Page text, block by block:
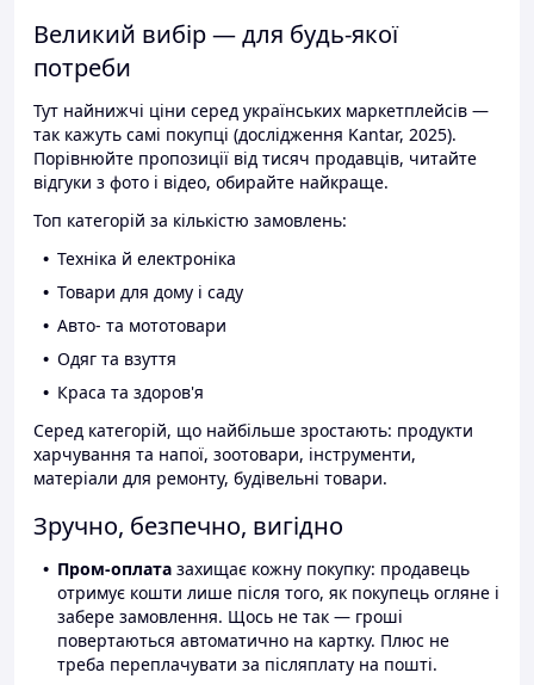
Великий вибір — для будь-якої
потреби
Тут найнижчі ціни серед українських маркетплейсів —
так кажуть самі покупці (дослідження Kantar, 2025).
Порівнюйте пропозиції від тисяч продавців, читайте
відгуки з фото і відео, обирайте найкраще.
Топ категорій за кількістю замовлень:
Техніка й електроніка
Товари для дому і саду
Авто- та мототовари
Одяг та взуття
Краса та здоров'я
Серед категорій, що найбільше зростають: продукти
харчування та напої, зоотовари, інструменти,
матеріали для ремонту, будівельні товари.
Зручно, безпечно, вигідно
Пром-оплата захищає кожну покупку: продавець
отримує кошти лише після того, як покупець огляне і
забере замовлення. Щось не так — гроші
повертаються автоматично на картку. Плюс не
треба переплачувати за післяплату на пошті.